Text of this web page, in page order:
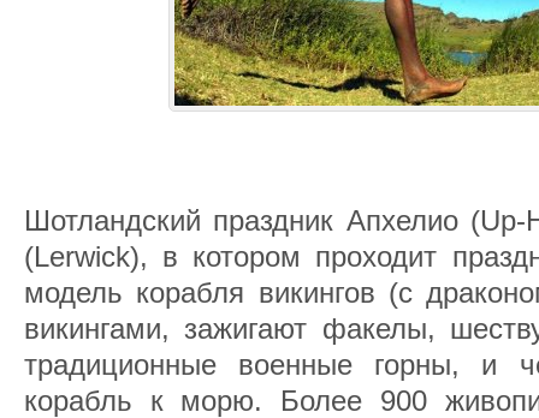
Шотландский праздник Апхелио
(Lerwick), в котором проходит
модель корабля викингов (с
викингами, зажигают факелы,
традиционные военные горны, и
корабль к морю. Более 900